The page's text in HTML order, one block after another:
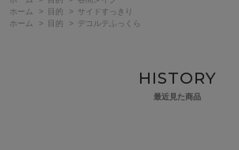
ホーム
> 目的 >
サイドすっきり
ホーム
> 目的 > デコルテふっくら
HISTORY
最近見た商品